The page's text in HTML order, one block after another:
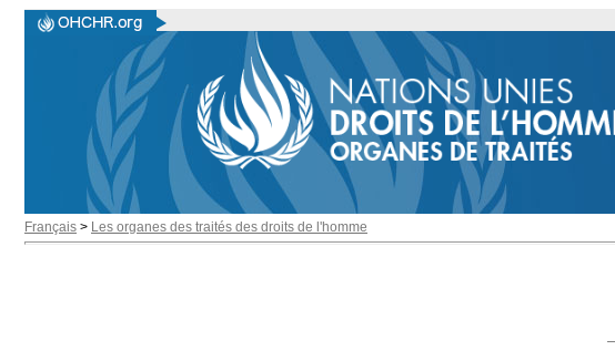
Français > Les organes des traités des droits de l'homme